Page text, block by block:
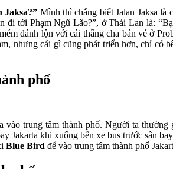
Jaksa?” Mình thì chẳng biết Jalan Jaksa là
tới Phạm Ngũ Lão?”, ở Thái Lan là:
đánh lộn với cái thằng cha bán vé ở
nhưng cái gì cũng phát triển hơn, chỉ có
phố
vào trung tâm thành phố. Người ta
Jakarta khi xuống bến xe bus trước sân
Blue Bird để vào trung tâm thành phố